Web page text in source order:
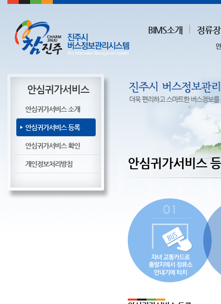
BIMS소개 정류
안심귀가서비스
안심귀가서비스 소개
안심귀가서비스 등록
안심귀가서비스 확인
개인정보처리방침 안심귀가서비스